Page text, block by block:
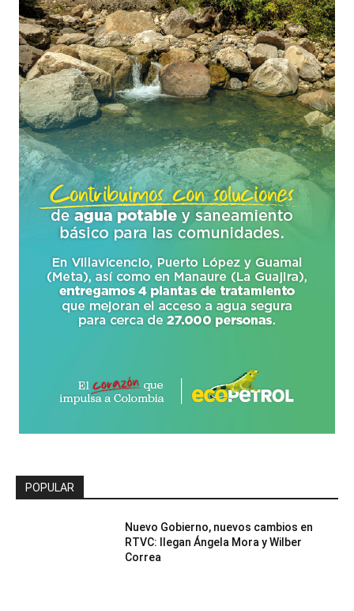
POPULAR
Nuevo Gobierno, nuevos cambios en
RTVC: llegan Ángela Mora y Wilber
Correa